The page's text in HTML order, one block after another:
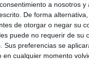
a nosotros
De forma
de otorgar o negar su
puede no requerir de su
Sus preferencias se
en cualquier momento
CANAL
recoge los datos estadísticos